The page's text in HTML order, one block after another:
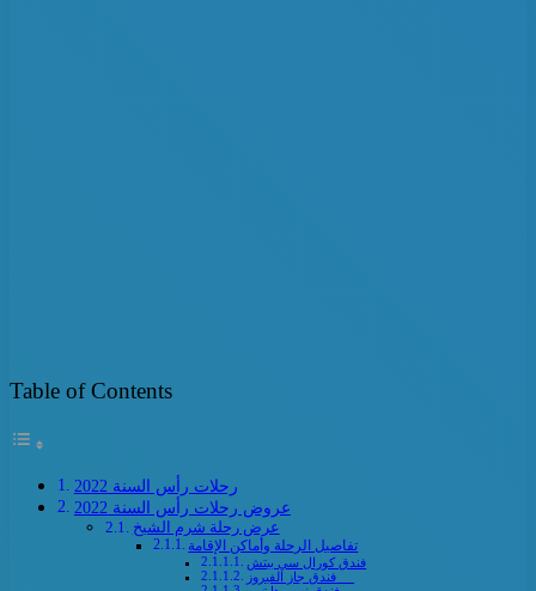
Table of Contents
رحلات رأس السنة 2022
عروض رحلات رأس السنة 2022
عرض رحلة شرم الشيخ
تفاصيل الرحلة وأماكن الإقامة
فندق كورال سي بيتش